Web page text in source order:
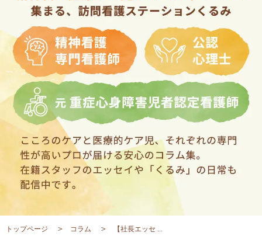
トップページ コラム 【社長エッセ ...